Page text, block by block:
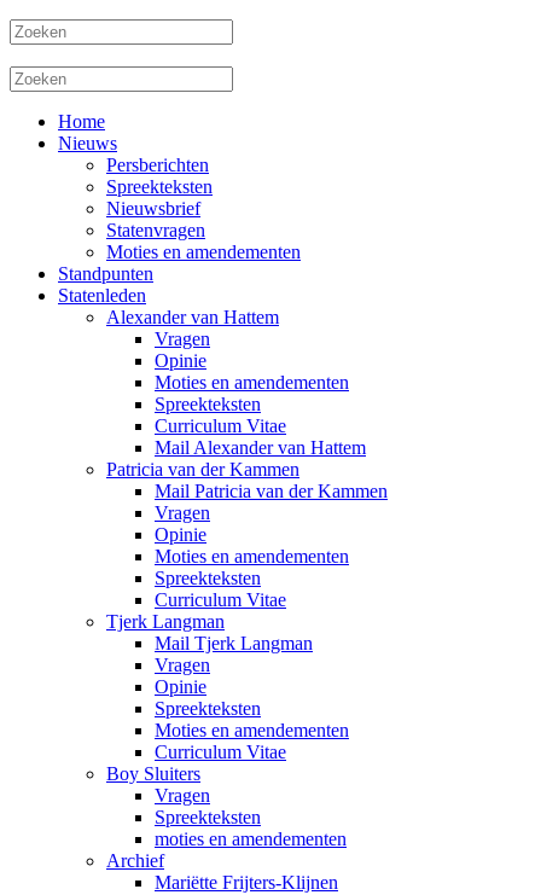
Home
Nieuws
Persberichten
Spreekteksten
Nieuwsbrief
Statenvragen
Moties en amendementen
Standpunten
Statenleden
Alexander van Hattem
Vragen
Opinie
Moties en amendementen
Spreekteksten
Curriculum Vitae
Mail Alexander van Hattem
Patricia van der Kammen
Mail Patricia van der Kammen
Vragen
Opinie
Moties en amendementen
Spreekteksten
Curriculum Vitae
Tjerk Langman
Mail Tjerk Langman
Vragen
Opinie
Spreekteksten
Moties en amendementen
Curriculum Vitae
Boy Sluiters
Vragen
Spreekteksten
moties en amendementen
Archief
Mariëtte Frijters-Klijnen